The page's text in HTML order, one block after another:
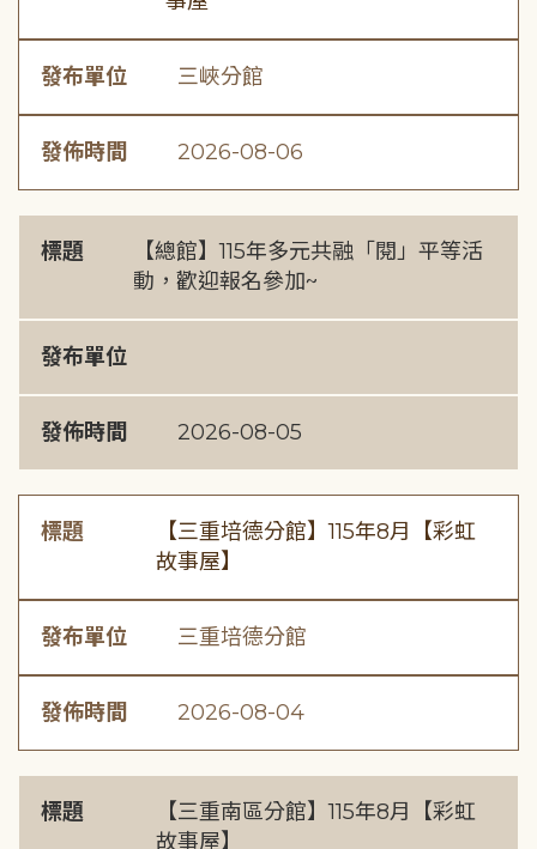
發布單位 三峽分館
發佈時間 2026-08-06
標題
【總館】115年多元共融「閱」平等活
動，歡迎報名參加~
發布單位
發佈時間 2026-08-05
標題
【三重培德分館】115年8月【彩虹
故事屋】
發布單位 三重培德分館
發佈時間 2026-08-04
標題
【三重南區分館】115年8月【彩虹
故事屋】